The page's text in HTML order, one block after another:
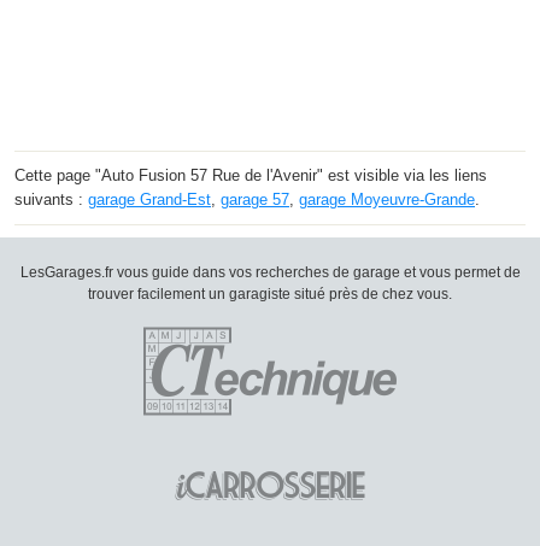
Cette page "Auto Fusion 57 Rue de l'Avenir" est visible via les liens
suivants : garage Grand-Est, garage 57, garage Moyeuvre-Grande.
LesGarages.fr vous guide dans vos recherches de garage et vous permet de
trouver facilement un garagiste situé près de chez vous.